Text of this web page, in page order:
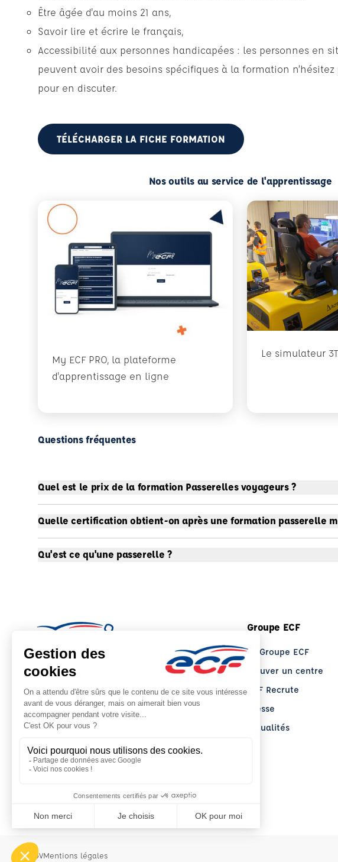
Être âgée d'au moins 21 ans,
Savoir lire et écrire le français,
Accessibilité aux personnes handicapées : les personnes en
peuvent avoir des besoins spécifiques à la formation
pour en discuter.
TÉLÉCHARGER LA FICHE FORMATION
Nos outils au service de l'apprentissage
My ECF PRO, la plateforme
d'apprentissage en ligne
Le simulateur
Questions fréquentes
Quel est le prix de la formation Passerelles voyageurs ?
Quelle certification obtient-on après une formation passerelle
Qu'est ce qu'une passerelle ?
Groupe ECF
Le Groupe ECF
Trouver un centre
ECF Recrute
Presse
Actualités
CGVMentions légales